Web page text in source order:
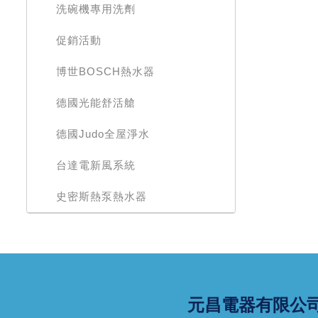
洗碗機專用洗劑
促銷活動
博世BOSCH熱水器
德國光能舒活艙
德國Judo全屋淨水
台達電新風系統
史密斯熱泵熱水器
元昌電器有限公